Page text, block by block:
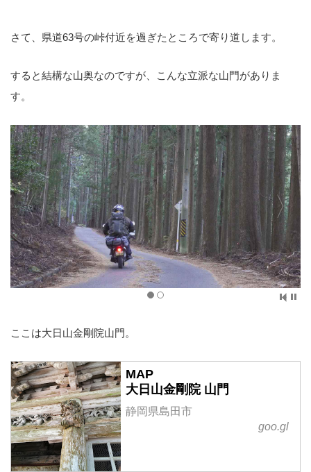
さて、県道63号の峠付近を過ぎたところで寄り道します。
すると結構な山奥なのですが、こんな立派な山門がありま
す。
ここは大日山金剛院山門。
MAP
大日山金剛院 山門
静岡県島田市
goo.gl